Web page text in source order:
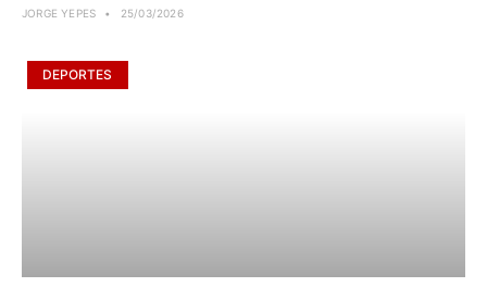
JORGE YEPES 25/03/2026
DEPORTES